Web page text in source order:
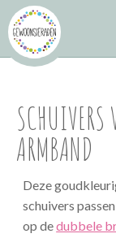
SCHUIVERS
ARMBAND
Deze
schuivers
op dedubbele